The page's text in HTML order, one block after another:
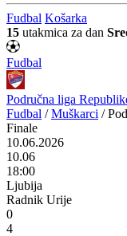
Fudbal Košarka
15 utakmica za dan
Fudbal
Područna liga
Fudbal / Muškarci /
Finale
10.06.2026
10.06
18:00
Ljubija
Radnik Urije
0
4